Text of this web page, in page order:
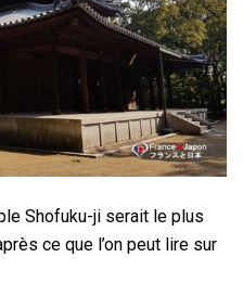
Shofuku-ji serait le plus
ce que l’on peut lire sur